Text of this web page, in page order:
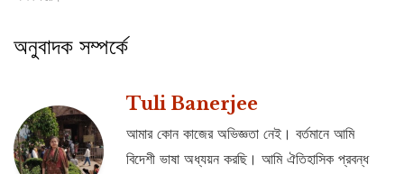
অনুবাদক সম্পর্কে
Tuli Banerjee
আমার কোন কাজের অভিজ্ঞতা নেই। বর্তমানে আমি
বিদেশী ভাষা অধ্যয়ন করছি। আমি ঐতিহাসিক প্রবন্ধ